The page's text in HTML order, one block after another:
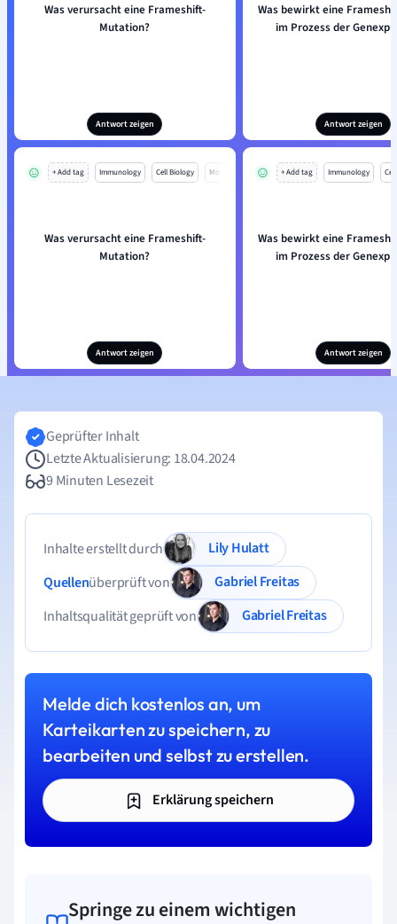
Was verursacht eine Frameshift-
Mutation?
Antwort zeigen
Was bewirkt eine
im Prozess der
Antwort zeigen
+ Add tag Immunology Cell Biology Mo
Was verursacht eine Frameshift-
Mutation?
Antwort zeigen
+ Add tag Immunology
Was bewirkt eine
im Prozess der
Antwort zeigen
Geprüfter Inhalt
Letzte Aktualisierung: 18.04.2024
9 Minuten Lesezeit
Inhalte erstellt durch
Lily Hulatt
Quellenüberprüft von
Gabriel Freitas
Inhaltsqualität geprüft von
Gabriel Freitas
Melde dich kostenlos an, um
Karteikarten zu speichern, zu
bearbeiten und selbst zu erstellen.
Erklärung speichern
Springe zu einem wichtigen